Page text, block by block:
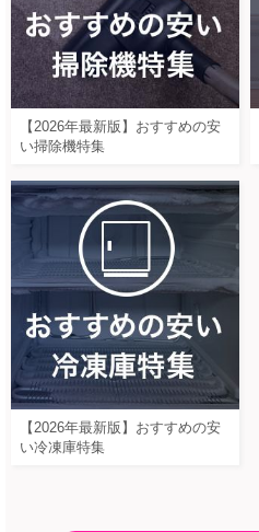
【2026年最新版】おすすめの安
い掃除機特集
【2026年最新版】おすすめの安
い冷凍庫特集